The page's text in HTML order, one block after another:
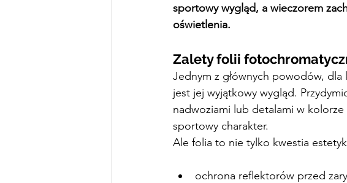
sportowy wygląd, a wieczorem
oświetlenia.
Zalety folii
Jednym z głównych powodów,
jest jej wyjątkowy wygląd.
nadwoziami lub detalami w
sportowy charakter.
Ale folia to nie tylko kwestia
ochrona reflektorów przed